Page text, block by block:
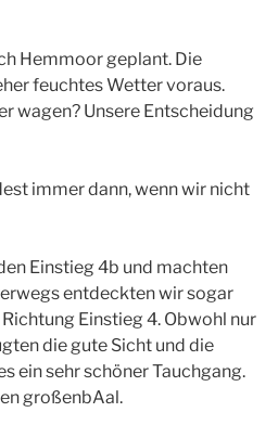
Hemmoor geplant. Die
feuchtes Wetter voraus.
wagen? Unsere Entscheidung
immer dann, wenn wir nicht
Einstieg 4b und machten
entdeckten wir sogar
Einstieg 4. Obwohl nur
die gute Sicht und die
ein sehr schöner Tauchgang.
großenbAal.